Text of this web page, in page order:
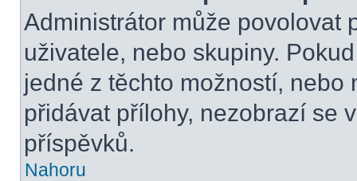
Administrátor může povolovat
uživatele, nebo skupiny.
jedné z těchto možností,
přidávat přílohy, nezobrazí se
příspěvků.
Nahoru